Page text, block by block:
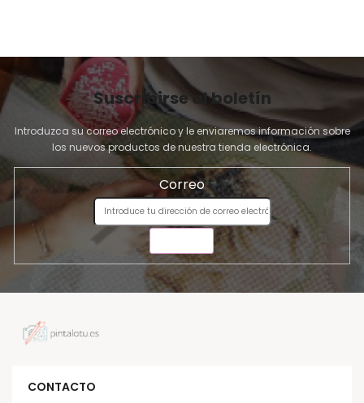
Suscribirse al boletín
Introduzca su correo electrónico y le enviaremos información sobre
los nuevos productos de nuestra tienda electrónica.
Correo
CONTACTO